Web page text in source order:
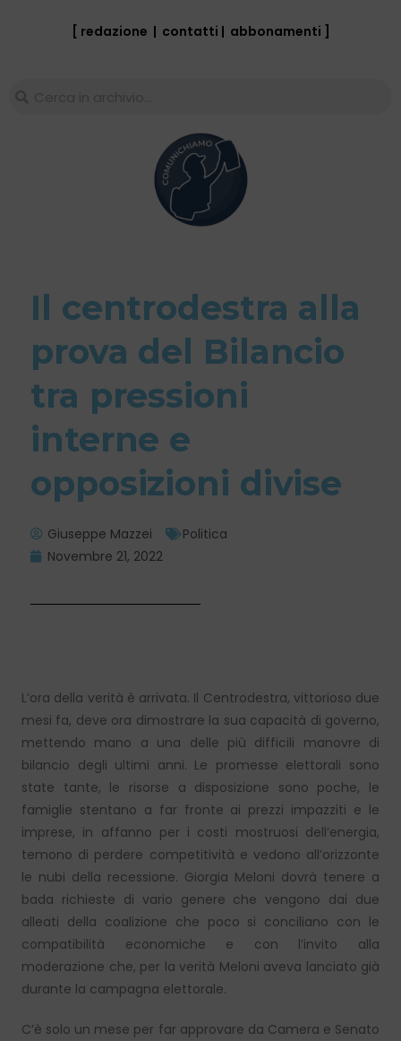
[ redazione | contatti | abbonamenti ]
Il centrodestra alla
prova del Bilancio
tra pressioni
interne e
opposizioni divise
Giuseppe Mazzei
Politica
Novembre 21, 2022
L’ora della verità è arrivata. Il Centrodestra, vittorioso due
mesi fa, deve ora dimostrare la sua capacità di governo,
mettendo mano a una delle più difficili manovre di
bilancio degli ultimi anni. Le promesse elettorali sono
state tante, le risorse a disposizione sono poche, le
famiglie stentano a far fronte ai prezzi impazziti e le
imprese, in affanno per i costi mostruosi dell’energia,
temono di perdere competitività e vedono all’orizzonte
le nubi della recessione. Giorgia Meloni dovrà tenere a
bada richieste di vario genere che vengono dai due
alleati della coalizione che poco si conciliano con le
compatibilità economiche e con l’invito alla
moderazione che, per la verità Meloni aveva lanciato già
durante la campagna elettorale.
C’è solo un mese per far approvare da Camera e Senato